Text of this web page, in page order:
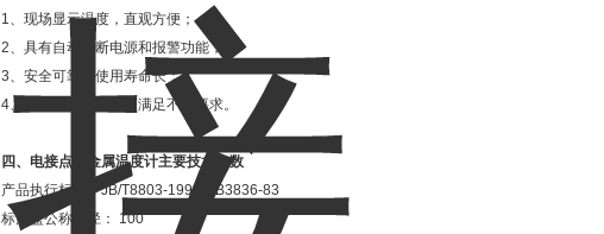
1、现场显示温度，直观方便；
2、具有自动切断电源和报警功能；
3、安全可靠，使用寿命长；
4、多种结构形式，可满足不同要求。
四、 电接点双金属温度计主要技术参数
产品执行标准：JB/T8803-1998 GB3836-83
标度盘公称直径： 100